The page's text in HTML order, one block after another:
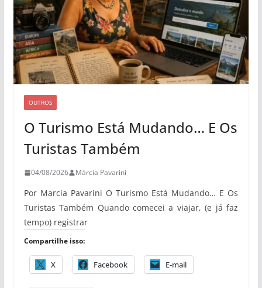
OUTROS
O Turismo Está Mudando… E Os
Turistas Também
04/08/2026 Márcia Pavarini
Por Marcia Pavarini O Turismo Está Mudando… E Os
Turistas Também Quando comecei a viajar, (e já faz
tempo) registrar
Compartilhe isso:
X Facebook E-mail